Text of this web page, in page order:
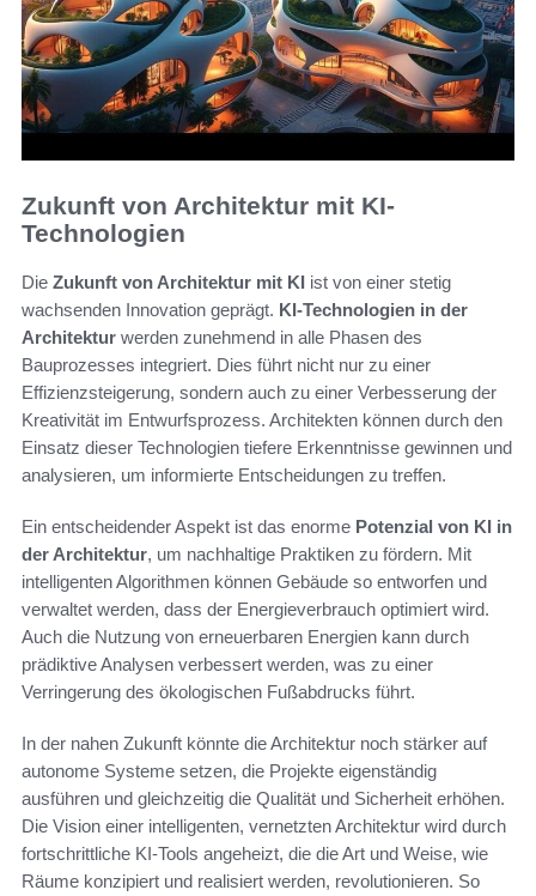
Zukunft von Architektur mit KI-
Technologien
Die Zukunft von Architektur mit KI ist von einer stetig
wachsenden Innovation geprägt. KI-Technologien in der
Architektur werden zunehmend in alle Phasen des
Bauprozesses integriert. Dies führt nicht nur zu einer
Effizienzsteigerung, sondern auch zu einer Verbesserung der
Kreativität im Entwurfsprozess. Architekten können durch den
Einsatz dieser Technologien tiefere Erkenntnisse gewinnen und
analysieren, um informierte Entscheidungen zu treffen.
Ein entscheidender Aspekt ist das enorme Potenzial von KI in
der Architektur, um nachhaltige Praktiken zu fördern. Mit
intelligenten Algorithmen können Gebäude so entworfen und
verwaltet werden, dass der Energieverbrauch optimiert wird.
Auch die Nutzung von erneuerbaren Energien kann durch
prädiktive Analysen verbessert werden, was zu einer
Verringerung des ökologischen Fußabdrucks führt.
In der nahen Zukunft könnte die Architektur noch stärker auf
autonome Systeme setzen, die Projekte eigenständig
ausführen und gleichzeitig die Qualität und Sicherheit erhöhen.
Die Vision einer intelligenten, vernetzten Architektur wird durch
fortschrittliche KI-Tools angeheizt, die die Art und Weise, wie
Räume konzipiert und realisiert werden, revolutionieren. So